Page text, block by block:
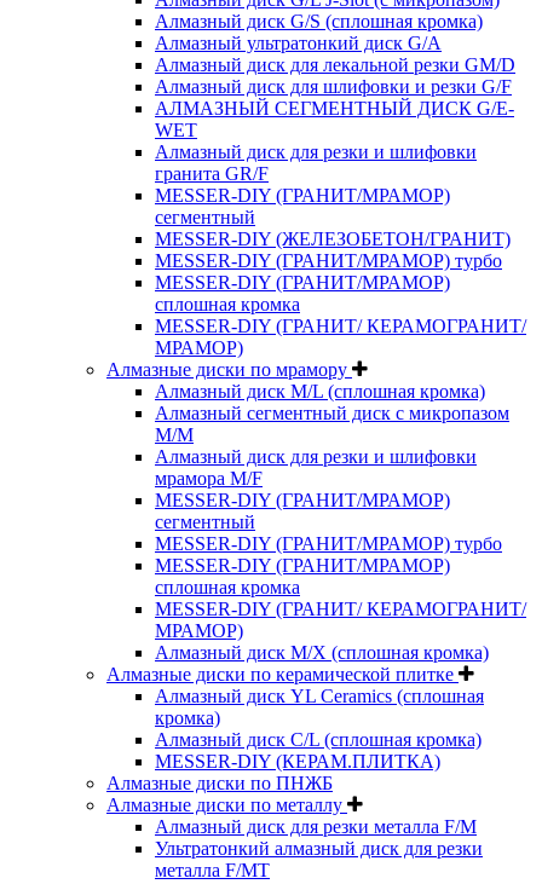
Алмазный диск G/S (сплошная кромка)
Алмазный ультратонкий диск G/A
Алмазный диск для лекальной резки GM/D
Алмазный диск для шлифовки и резки G/F
АЛМАЗНЫЙ СЕГМЕНТНЫЙ ДИСК G/E-
WET
Алмазный диск для резки и шлифовки
гранита GR/F
MESSER-DIY (ГРАНИТ/МРАМОР)
сегментный
MESSER-DIY (ЖЕЛЕЗОБЕТОН/ГРАНИТ)
MESSER-DIY (ГРАНИТ/МРАМОР) турбо
MESSER-DIY (ГРАНИТ/МРАМОР)
сплошная кромка
MESSER-DIY (ГРАНИТ/ КЕРАМОГРАНИТ/
МРАМОР)
Алмазные диски по мрамору
Алмазный диск M/L (сплошная кромка)
Алмазный сегментный диск с микропазом
M/M
Алмазный диск для резки и шлифовки
мрамора M/F
MESSER-DIY (ГРАНИТ/МРАМОР)
сегментный
MESSER-DIY (ГРАНИТ/МРАМОР) турбо
MESSER-DIY (ГРАНИТ/МРАМОР)
сплошная кромка
MESSER-DIY (ГРАНИТ/ КЕРАМОГРАНИТ/
МРАМОР)
Алмазный диск M/X (сплошная кромка)
Алмазные диски по керамической плитке
Алмазный диск YL Ceramics (сплошная
кромка)
Алмазный диск C/L (сплошная кромка)
MESSER-DIY (КЕРАМ.ПЛИТКА)
Алмазные диски по ПНЖБ
Алмазные диски по металлу
Алмазный диск для резки металла F/M
Ультратонкий алмазный диск для резки
металла F/MT